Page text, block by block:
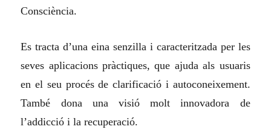
Consciència.
Es tracta d’una eina senzilla i caracteritzada per les
seves aplicacions pràctiques, que ajuda als usuaris
en el seu procés de clarificació i autoconeixement.
També dona una visió molt innovadora de
l’addicció i la recuperació.